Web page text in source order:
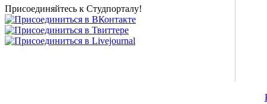
Присоединяйтесь к Студпорталу!